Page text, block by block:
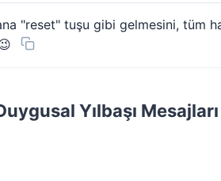
"reset" tuşu gibi gelmesini, tüm
Yılbaşı Mesajları